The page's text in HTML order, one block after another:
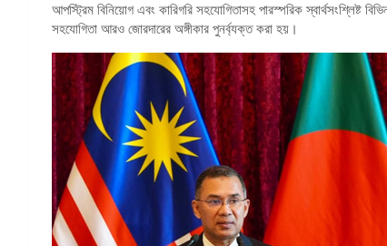
আপস্ট্রিম বিনিয়োগ এবং কারিগরি সহযোগিতাসহ পারস্পরিক স্বার্থসংশ্লিষ্ট
সহযোগিতা আরও জোরদারের অঙ্গীকার পুনর্ব্যক্ত করা হয়।